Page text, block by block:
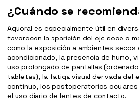
¿Cuándo se
Aquoral es especialmente útil en
favorecen la aparición del ojo seco o
como la exposición a ambientes secos
acondicionado, la presencia de humo,
uso prolongado de pantallas
tabletas), la fatiga visual derivada del
continuo, los postoperatorios
el uso diario de lentes de contacto.